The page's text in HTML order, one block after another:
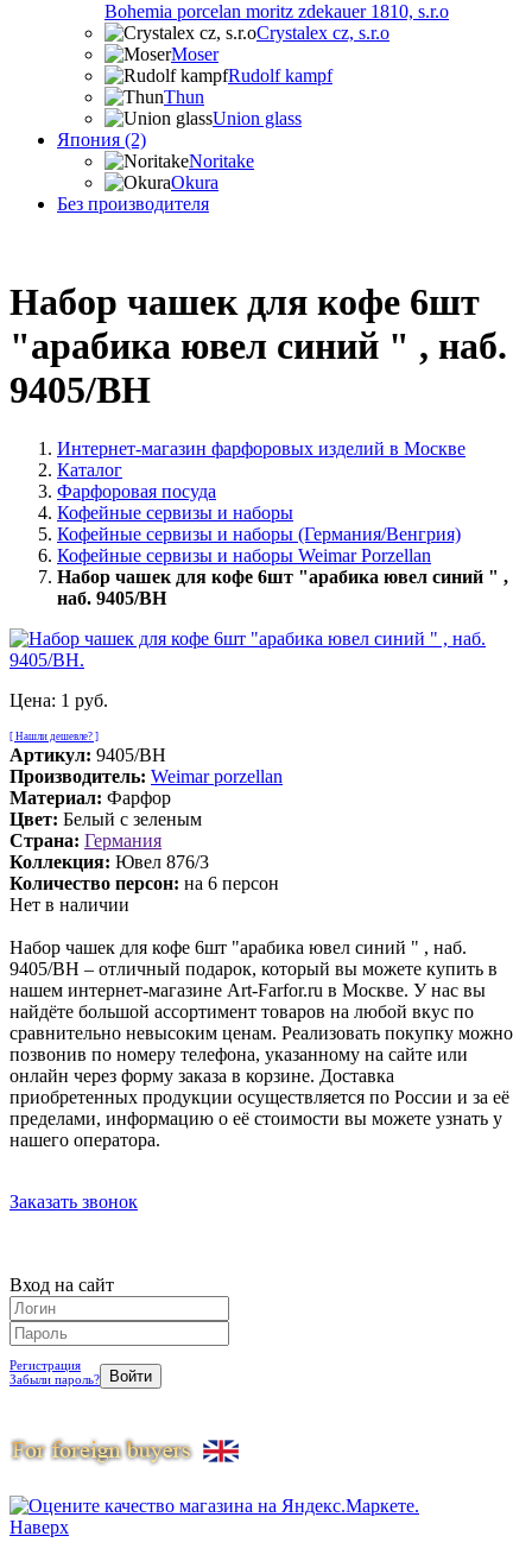
Bohemia porcelan moritz zdekauer 1810, s.r.o
Crystalex cz, s.r.o
Moser
Rudolf kampf
Thun
Union glass
Япония (2)
Noritake
Okura
Без производителя
Набор чашек для кофе 6шт
"арабика ювел синий " , наб.
9405/BH
Интернет-магазин фарфоровых изделий в Москве
Каталог
Фарфоровая посуда
Кофейные сервизы и наборы
Кофейные сервизы и наборы (Германия/Венгрия)
Кофейные сервизы и наборы Weimar Porzellan
Набор чашек для кофе 6шт "арабика ювел синий " ,
наб. 9405/BH
Цена: 1 руб.
[ Нашли дешевле? ]
Артикул: 9405/BH
Производитель: Weimar porzellan
Материал: Фарфор
Цвет: Белый с зеленым
Страна: Германия
Коллекция: Ювел 876/3
Количество персон: на 6 персон
Нет в наличии
Набор чашек для кофе 6шт "арабика ювел синий " , наб.
9405/BH – отличный подарок, который вы можете купить в
нашем интернет-магазине Art-Farfor.ru в Москве. У нас вы
найдёте большой ассортимент товаров на любой вкус по
сравнительно невысоким ценам. Реализовать покупку можно
позвонив по номеру телефона, указанному на сайте или
онлайн через форму заказа в корзине. Доставка
приобретенных продукции осуществляется по России и за её
пределами, информацию о её стоимости вы можете узнать у
нашего оператора.
Заказать звонок
Вход на сайт
Регистрация
Забыли пароль?
Наверх